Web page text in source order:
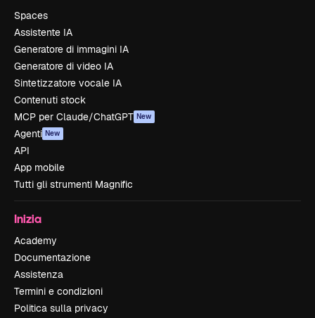
Spaces
Assistente IA
Generatore di immagini IA
Generatore di video IA
Sintetizzatore vocale IA
Contenuti stock
MCP per Claude/ChatGPT New
Agenti New
API
App mobile
Tutti gli strumenti Magnific
Inizia
Academy
Documentazione
Assistenza
Termini e condizioni
Politica sulla privacy